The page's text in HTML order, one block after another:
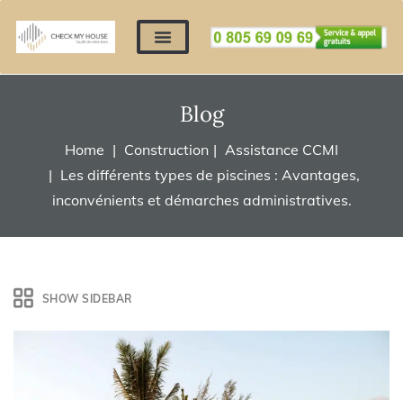
Blog
Home Construction
Assistance CCMI
Les différents types de piscines : Avantages,
inconvénients et démarches administratives.
SHOW SIDEBAR